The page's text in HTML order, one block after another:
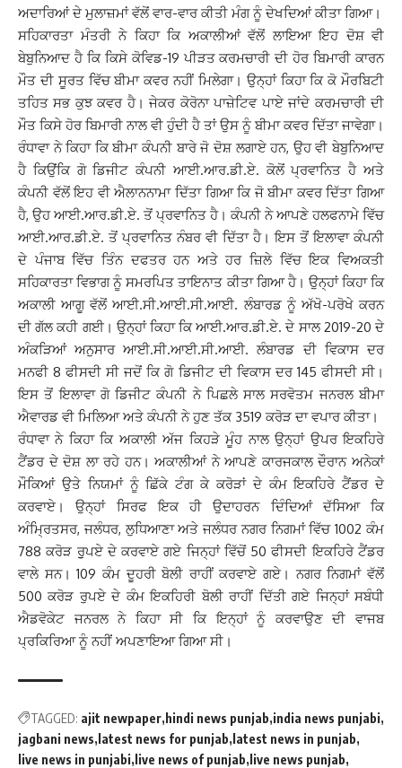
ਅਦਾਰਿਆਂ ਦੇ ਮੁਲਾਜ਼ਮਾਂ ਵੱਲੋਂ ਵਾਰ-ਵਾਰ ਕੀਤੀ ਮੰਗ ਨੂੰ ਦੇਖਦਿਆਂ ਕੀਤਾ ਗਿਆ।
ਸਹਿਕਾਰਤਾ ਮੰਤਰੀ ਨੇ ਕਿਹਾ ਕਿ ਅਕਾਲੀਆਂ ਵੱਲੋਂ ਲਾਇਆ ਇਹ ਦੋਸ਼ ਵੀ
ਬੇਬੁਨਿਆਦ ਹੈ ਕਿ ਕਿਸੇ ਕੋਵਿਡ-19 ਪੀੜਤ ਕਰਮਚਾਰੀ ਦੀ ਹੋਰ ਬਿਮਾਰੀ ਕਾਰਨ
ਮੌਤ ਦੀ ਸੂਰਤ ਵਿੱਚ ਬੀਮਾ ਕਵਰ ਨਹੀਂ ਮਿਲੇਗਾ। ਉਨ੍ਹਾਂ ਕਿਹਾ ਕਿ ਕੋ ਮੌਰਬਿਟੀ
ਤਹਿਤ ਸਭ ਕੁਝ ਕਵਰ ਹੈ। ਜੇਕਰ ਕੋਰੋਨਾ ਪਾਜ਼ੇਟਿਵ ਪਾਏ ਜਾਂਦੇ ਕਰਮਚਾਰੀ ਦੀ
ਮੌਤ ਕਿਸੇ ਹੋਰ ਬਿਮਾਰੀ ਨਾਲ ਵੀ ਹੁੰਦੀ ਹੈ ਤਾਂ ਉਸ ਨੂੰ ਬੀਮਾ ਕਵਰ ਦਿੱਤਾ ਜਾਵੇਗਾ।
ਰੰਧਾਵਾ ਨੇ ਕਿਹਾ ਕਿ ਬੀਮਾ ਕੰਪਨੀ ਬਾਰੇ ਜੋ ਦੋਸ਼ ਲਗਾਏ ਹਨ, ਉਹ ਵੀ ਬੇਬੁਨਿਆਦ
ਹੈ ਕਿਉਂਕਿ ਗੋ ਡਿਜੀਟ ਕੰਪਨੀ ਆਈ.ਆਰ.ਡੀ.ਏ. ਕੋਲੋਂ ਪ੍ਰਵਾਨਿਤ ਹੈ ਅਤੇ
ਕੰਪਨੀ ਵੱਲੋਂ ਇਹ ਵੀ ਐਲਾਨਨਾਮਾ ਦਿੱਤਾ ਗਿਆ ਕਿ ਜੋ ਬੀਮਾ ਕਵਰ ਦਿੱਤਾ ਗਿਆ
ਹੈ, ਉਹ ਆਈ.ਆਰ.ਡੀ.ਏ. ਤੋਂ ਪ੍ਰਵਾਨਿਤ ਹੈ। ਕੰਪਨੀ ਨੇ ਆਪਣੇ ਹਲਫਨਾਮੇ ਵਿੱਚ
ਆਈ.ਆਰ.ਡੀ.ਏ. ਤੋਂ ਪ੍ਰਵਾਨਿਤ ਨੰਬਰ ਵੀ ਦਿੱਤਾ ਹੈ। ਇਸ ਤੋਂ ਇਲਾਵਾ ਕੰਪਨੀ
ਦੇ ਪੰਜਾਬ ਵਿੱਚ ਤਿੰਨ ਦਫਤਰ ਹਨ ਅਤੇ ਹਰ ਜ਼ਿਲੇ ਵਿੱਚ ਇਕ ਵਿਅਕਤੀ
ਸਹਿਕਾਰਤਾ ਵਿਭਾਗ ਨੂੰ ਸਮਰਪਿਤ ਤਾਇਨਾਤ ਕੀਤਾ ਗਿਆ ਹੈ। ਉਨ੍ਹਾਂ ਕਿਹਾ ਕਿ
ਅਕਾਲੀ ਆਗੂ ਵੱਲੋਂ ਆਈ.ਸੀ.ਆਈ.ਸੀ.ਆਈ. ਲੰਬਾਰਡ ਨੂੰ ਅੱਖੋ-ਪਰੋਖੇ ਕਰਨ
ਦੀ ਗੱਲ ਕਹੀ ਗਈ। ਉਨ੍ਹਾਂ ਕਿਹਾ ਕਿ ਆਈ.ਆਰ.ਡੀ.ਏ. ਦੇ ਸਾਲ 2019-20 ਦੇ
ਅੰਕੜਿਆਂ ਅਨੁਸਾਰ ਆਈ.ਸੀ.ਆਈ.ਸੀ.ਆਈ. ਲੰਬਾਰਡ ਦੀ ਵਿਕਾਸ ਦਰ
ਮਨਫੀ 8 ਫੀਸਦੀ ਸੀ ਜਦੋਂ ਕਿ ਗੋ ਡਿਜੀਟ ਦੀ ਵਿਕਾਸ ਦਰ 145 ਫੀਸਦੀ ਸੀ।
ਇਸ ਤੋਂ ਇਲਾਵਾ ਗੋ ਡਿਜੀਟ ਕੰਪਨੀ ਨੇ ਪਿਛਲੇ ਸਾਲ ਸਰਵੋਤਮ ਜਨਰਲ ਬੀਮਾ
ਐਵਾਰਡ ਵੀ ਮਿਲਿਆ ਅਤੇ ਕੰਪਨੀ ਨੇ ਹੁਣ ਤੱਕ 3519 ਕਰੋੜ ਦਾ ਵਪਾਰ ਕੀਤਾ।
ਰੰਧਾਵਾ ਨੇ ਕਿਹਾ ਕਿ ਅਕਾਲੀ ਅੱਜ ਕਿਹੜੇ ਮੂੰਹ ਨਾਲ ਉਨ੍ਹਾਂ ਉਪਰ ਇਕਹਿਰੇ
ਟੈਂਡਰ ਦੇ ਦੋਸ਼ ਲਾ ਰਹੇ ਹਨ। ਅਕਾਲੀਆਂ ਨੇ ਆਪਣੇ ਕਾਰਜਕਾਲ ਦੌਰਾਨ ਅਨੇਕਾਂ
ਮੌਕਿਆਂ ਉਤੇ ਨਿਯਮਾਂ ਨੂੰ ਛਿੱਕੇ ਟੰਗ ਕੇ ਕਰੋੜਾਂ ਦੇ ਕੰਮ ਇਕਹਿਰੇ ਟੈਂਡਰ ਦੇ
ਕਰਵਾਏ। ਉਨ੍ਹਾਂ ਸਿਰਫ ਇਕ ਹੀ ਉਦਾਹਰਨ ਦਿੰਦਿਆਂ ਦੱਸਿਆ ਕਿ
ਅੰਮ੍ਰਿਤਸਰ, ਜਲੰਧਰ, ਲੁਧਿਆਣਾ ਅਤੇ ਜਲੰਧਰ ਨਗਰ ਨਿਗਮਾਂ ਵਿੱਚ 1002 ਕੰਮ
788 ਕਰੋੜ ਰੁੁਪਏ ਦੇ ਕਰਵਾਏ ਗਏ ਜਿਨ੍ਹਾਂ ਵਿੱਚੋਂ 50 ਫੀਸਦੀ ਇਕਹਿਰੇ ਟੈਂਡਰ
ਵਾਲੇ ਸਨ। 109 ਕੰਮ ਦੂਹਰੀ ਬੋਲੀ ਰਾਹੀਂ ਕਰਵਾਏ ਗਏ। ਨਗਰ ਨਿਗਮਾਂ ਵੱਲੋਂ
500 ਕਰੋੜ ਰੁਪਏ ਦੇ ਕੰਮ ਇਕਹਿਰੀ ਬੋਲੀ ਰਾਹੀਂ ਦਿੱਤੀ ਗਏ ਜਿਨ੍ਹਾਂ ਸਬੰਧੀ
ਐਡਵੋਕੇਟ ਜਨਰਲ ਨੇ ਕਿਹਾ ਸੀ ਕਿ ਇਨ੍ਹਾਂ ਨੂੰ ਕਰਵਾਉਣ ਦੀ ਵਾਜਬ
ਪ੍ਰਕਿਰਿਆ ਨੂੰ ਨਹੀਂ ਅਪਣਾਇਆ ਗਿਆ ਸੀ।
TAGGED: ajit newpaper hindi news punjab india news punjabi
jagbani news latest news for punjab latest news in punjab
live news in punjabi live news of punjab live news punjab